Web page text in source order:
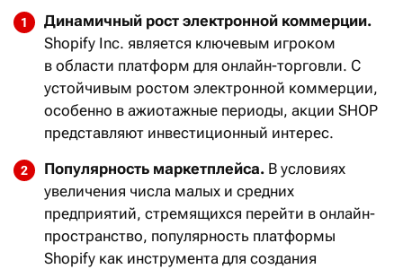
Динамичный рост электронной коммерции.
Shopify Inc. является ключевым игроком
в области платформ для онлайн-торговли. С
устойчивым ростом электронной коммерции,
особенно в ажиотажные периоды, акции SHOP
представляют инвестиционный интерес.
Популярность маркетплейса. В условиях
увеличения числа малых и средних
предприятий, стремящихся перейти в онлайн-
пространство, популярность платформы
Shopify как инструмента для создания